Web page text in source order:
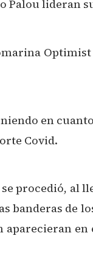
Palou lideran
en
Covid.
procedió, al
banderas de
en